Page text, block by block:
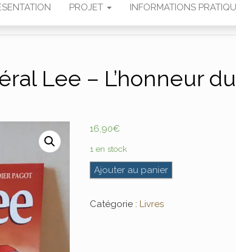
PROJET INFORMATIONS
Lee – L’honneur
16,90€
1 en stock
quantité de Avec le général
Ajouter au panier
Catégorie : Livres